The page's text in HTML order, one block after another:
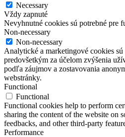
Necessary
Vždy zapnuté
Nevyhnutné cookies sú potrebné pre
Non-necessary
Non-necessary
Analytické a marketingové cookies
predovšetkým za účelom zvýšenia
podľa záujmov a zostavovania
webstránky.
Functional
Functional
Functional cookies help to perform
sharing the content of the website on
feedbacks, and other third-party
Performance